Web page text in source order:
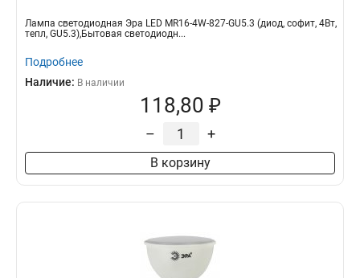
Лампа светодиодная Эра LED MR16-4W-827-GU5.3 (диод, софит, 4Вт,
тепл, GU5.3),Бытовая светодиодн...
Подробнее
Наличие: В наличии
118,80 ₽
– +
В корзину